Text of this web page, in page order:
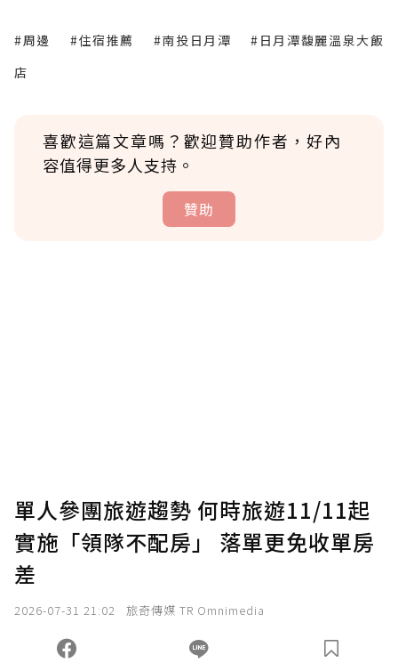
#周邊 #住宿推薦 #南投日月潭
#日月潭馥麗溫泉大飯
店
喜歡這篇文章嗎？歡迎贊助作者，好內
容值得更多人支持。
贊助
確認送出
您當前剩餘 U 利點數：0點；前往 購買點數
單人參團旅遊趨勢 何時旅遊11/11起
實施「領隊不配房」 落單更免收單房
差
2026-07-31 21:02 旅奇傳媒 TR Omnimedia